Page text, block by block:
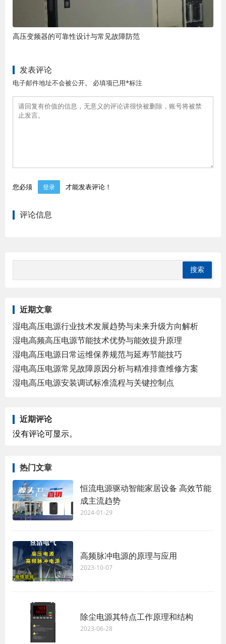
高压变频器的可靠性设计与常见故障防范
发表评论
电子邮件地址不会被公开。 必填项已用*标注
您必须 登录 才能发表评论！
评论信息
近期文章
湿电高压电源行业技术发展趋势与未来升级方向解析
湿电高频高压电源节能技术优势与能效提升原理
湿电高压电源日常运维保养规范与延寿节能技巧
湿电高压电源常见故障原因分析与精准排查维修方案
湿电高压电源安装调试标准流程与关键控制点
近期评论
没有评论可显示。
热门文章
恒流电源驱动智能家居设备 高效节能
成主流趋势
2024-01-29
高频脉冲电源的原理与应用
2023-10-07
除尘电源其特点工作原理和结构
2023-06-28